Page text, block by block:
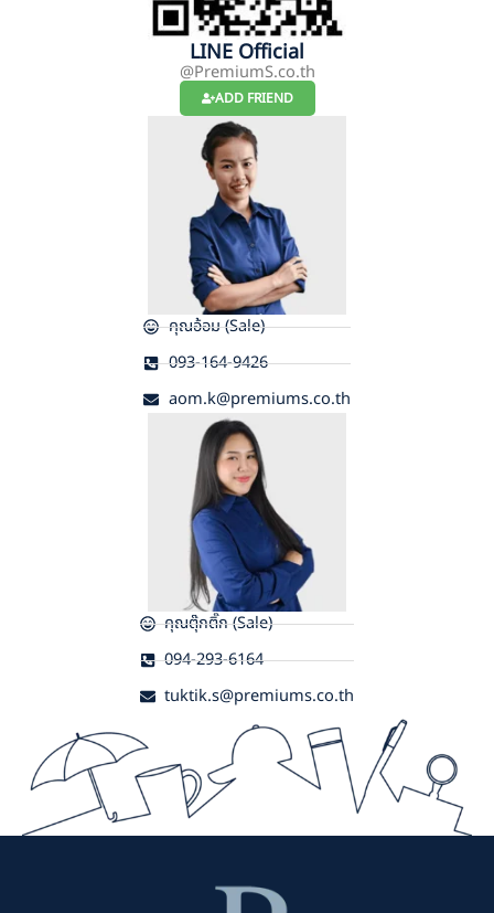
LINE Official
@PremiumS.co.th
ADD FRIEND
คุณอ้อม (Sale)
093-164-9426
aom.k@premiums.co.th
คุณตุ๊กติ๊ก (Sale)
094-293-6164
tuktik.s@premiums.co.th